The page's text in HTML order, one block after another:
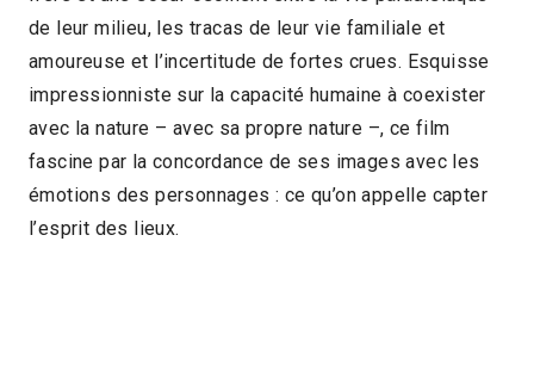
2017 > Découvertes Documentaire
2017 > Panorama des associations
de leur milieu, les tracas de leur vie familiale et
amoureuse et l’incertitude de fortes crues. Esquisse
impressionniste sur la capacité humaine à coexister
avec la nature – avec sa propre nature –, ce film
fascine par la concordance de ses images avec les
émotions des personnages : ce qu’on appelle capter
l’esprit des lieux.